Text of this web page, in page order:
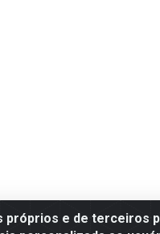
próprios e de terceiros